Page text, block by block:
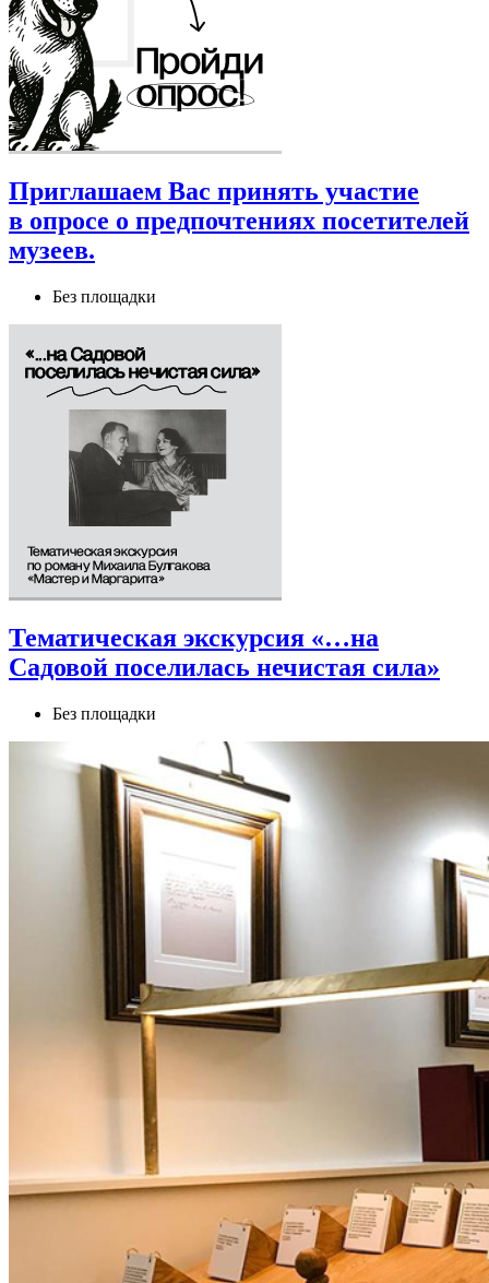
Приглашаем Вас принять участие
в опросе о предпочтениях посетителей
музеев.
Без площадки
Тематическая экскурсия «…на
Садовой поселилась нечистая сила»
Без площадки